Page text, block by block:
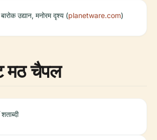
उद्यान, मनोरम दृश्य (planetware.com)
मठ चैपल